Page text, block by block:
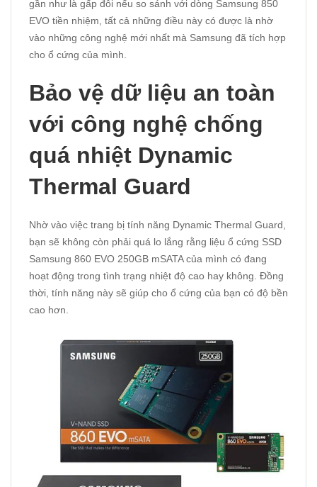
gần như là gấp đôi nếu so sánh với dòng Samsung 850
EVO tiền nhiệm, tất cả những điều này có được là nhờ
vào những công nghệ mới nhất mà Samsung đã tích hợp
cho ổ cứng của mình.
Bảo vệ dữ liệu an toàn
với công nghệ chống
quá nhiệt Dynamic
Thermal Guard
Nhờ vào việc trang bị tính năng Dynamic Thermal Guard,
bạn sẽ không còn phải quá lo lắng rằng liệu ổ cứng SSD
Samsung 860 EVO 250GB mSATA của mình có đang
hoạt động trong tình trạng nhiệt độ cao hay không. Đồng
thời, tính năng này sẽ giúp cho ổ cứng của bạn có độ bền
cao hơn.